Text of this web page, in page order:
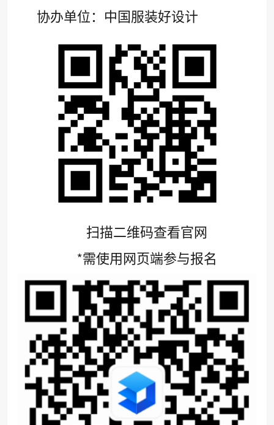
协办单位：中国服装好设计
扫描二维码查看官网
*需使用网页端参与报名